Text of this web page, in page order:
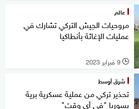
عالم
مروحيات الجيش التركي تشارك في
عمليات الإغاثة بأنطاكيا
l 9 فبراير 2023
شرق أوسط
تحذير تركي من عملية عسكرية برية
بسوريا "في أي وقت"